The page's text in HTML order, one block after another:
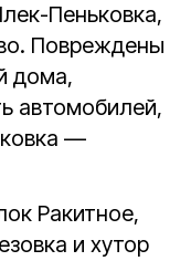
Пеньковка,
Повреждены
дома,
автомобилей,
—
Ракитное,
и хутор